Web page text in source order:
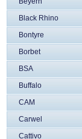
Black Rhino
Bontyre
Borbet
BSA
Buffalo
CAM
Carwel
Cattivo